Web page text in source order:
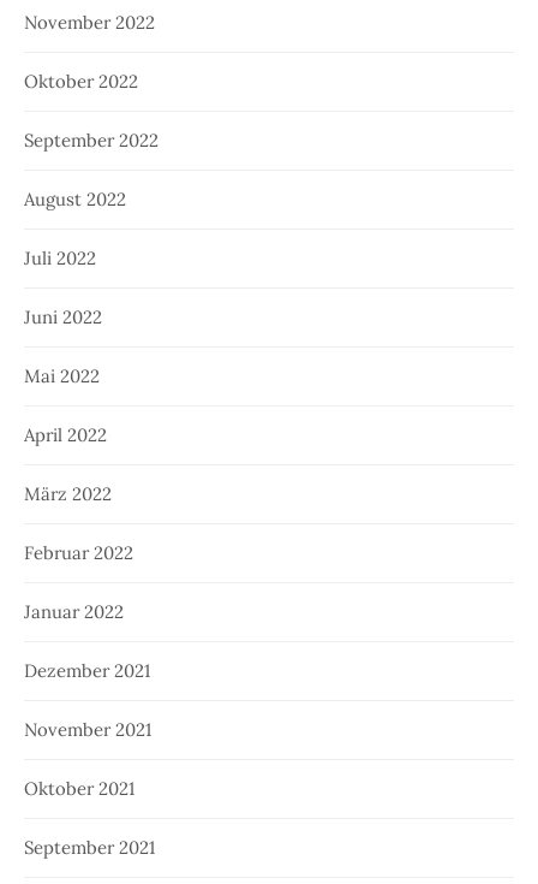
November 2022
Oktober 2022
September 2022
August 2022
Juli 2022
Juni 2022
Mai 2022
April 2022
März 2022
Februar 2022
Januar 2022
Dezember 2021
November 2021
Oktober 2021
September 2021